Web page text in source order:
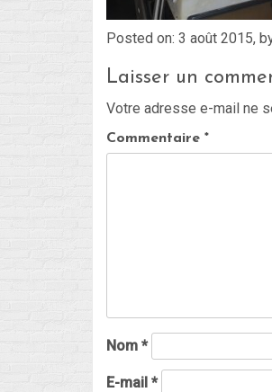
Posted on: 3 août 2015,
Laisser un
Votre adresse e-mail ne
Commentaire *
Nom *
E-mail *